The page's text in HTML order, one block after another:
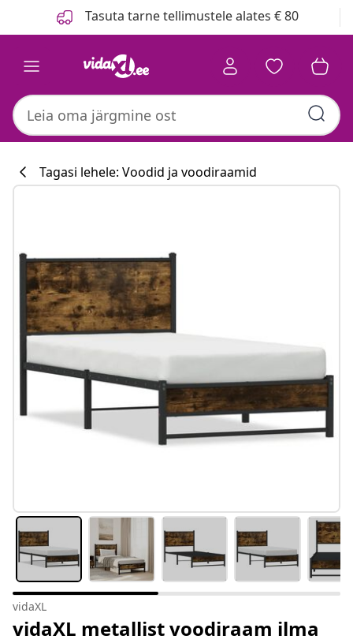
Tasuta tarne tellimustele alates € 80
#sharemevidaxl
Tagasi lehele: Voodid ja voodiraamid
vidaXL
vidaXL metallist voodiraam ilma